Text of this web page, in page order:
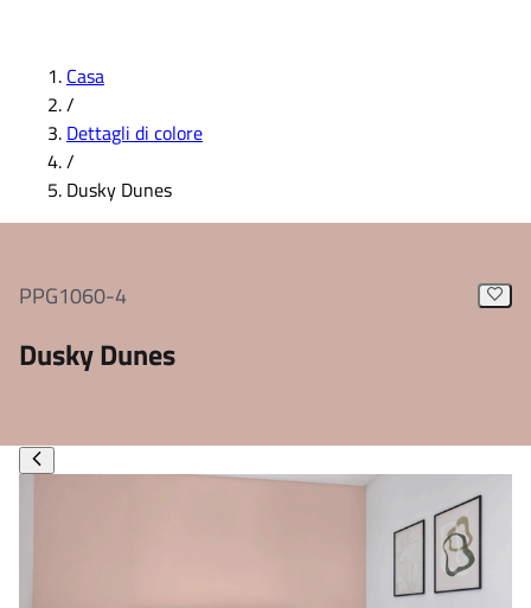
Casa
/
Dettagli di colore
/
Dusky Dunes
PPG1060-4
Dusky Dunes